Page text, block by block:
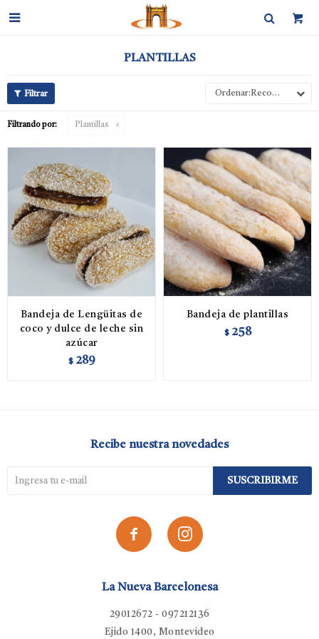

PLANTILLAS
Recomendados
Filtrando por: Plantillas
Bandeja de Lengüitas de
coco y dulce de leche sin
azúcar
$ 289
Bandeja de plantillas
$ 258
La Nueva Barcelonesa
29012672 - 097212136
Ejido 1400, Montevideo
Recibe nuestra novedades
SUSCRIBIRME
 